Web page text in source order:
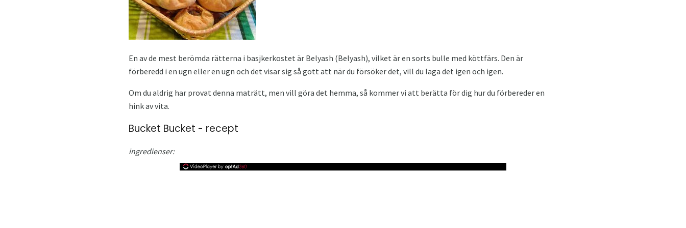
En av de mest berömda rätterna i basjkerkostet är Belyash (Belyash), vilket är en sorts bulle med köttfärs. Den är
förberedd i en ugn eller en ugn och det visar sig så gott att när du försöker det, vill du laga det igen och igen.
Om du aldrig har provat denna maträtt, men vill göra det hemma, så kommer vi att berätta för dig hur du förbereder en
hink av vita.
Bucket Bucket - recept
ingredienser: